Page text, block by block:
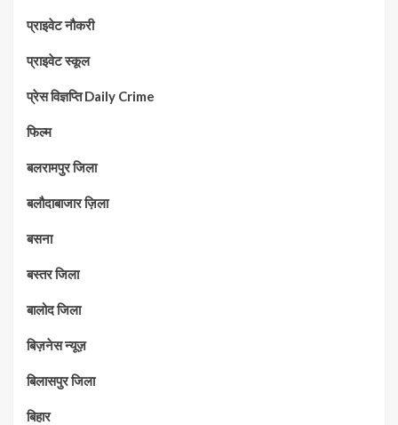
प्राइवेट नौकरी
प्राइवेट स्कूल
प्रेस विज्ञप्ति Daily Crime
फिल्म
बलरामपुर जिला
बलौदाबाजार ज़िला
बसना
बस्तर जिला
बालोद जिला
बिज़नेस न्यूज़
बिलासपुर जिला
बिहार